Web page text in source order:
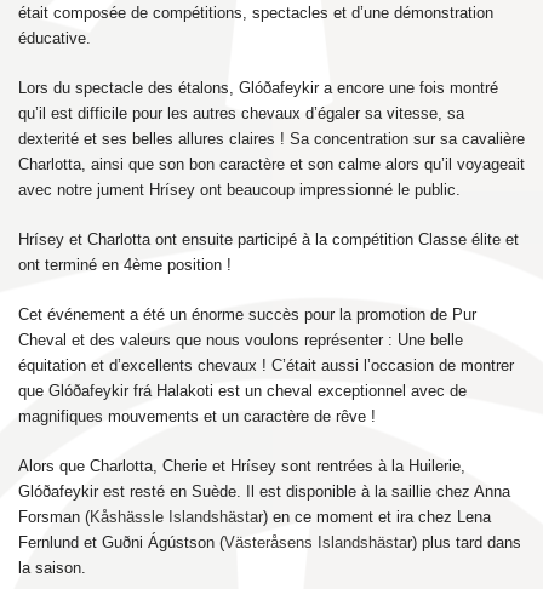
était composée de compétitions, spectacles et d’une démonstration
éducative.
Lors du spectacle des étalons, Glóðafeykir a encore une fois montré
qu’il est difficile pour les autres chevaux d’égaler sa vitesse, sa
dexterité et ses belles allures claires ! Sa concentration sur sa cavalière
Charlotta, ainsi que son bon caractère et son calme alors qu’il voyageait
avec notre jument Hrísey ont beaucoup impressionné le public.
Hrísey et Charlotta ont ensuite participé à la compétition Classe élite et
ont terminé en 4ème position !
Cet événement a été un énorme succès pour la promotion de Pur
Cheval et des valeurs que nous voulons représenter : Une belle
équitation et d’excellents chevaux ! C’était aussi l’occasion de montrer
que Glóðafeykir frá Halakoti est un cheval exceptionnel avec de
magnifiques mouvements et un caractère de rêve !
Alors que Charlotta, Cherie et Hrísey sont rentrées à la Huilerie,
Glóðafeykir est resté en Suède. Il est disponible à la saillie chez Anna
Forsman (Kåshässle Islandshästar) en ce moment et ira chez Lena
Fernlund et Guðni Ágústson (Västeråsens Islandshästar) plus tard dans
la saison.